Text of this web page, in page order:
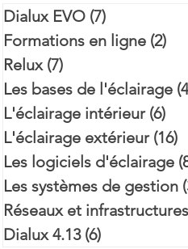
Dialux EVO (7)
Formations en ligne (2)
Relux (7)
Les bases de l'éclairage
L'éclairage intérieur (6)
L'éclairage extérieur (16)
Les logiciels d'éclairage
Les systèmes de gestion
Réseaux et
Dialux 4.13 (6)